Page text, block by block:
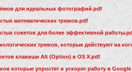
для идеальных фотографий.pdf
математических трюков.pdf
советов для более эффективной
трюков, которые действуют на
клавиши Alt (Option) в OS X.pdf
которые упростят и ускорят работу в